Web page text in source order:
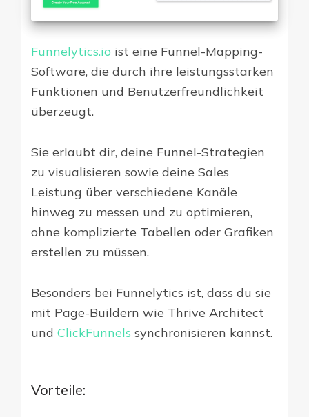
Funnelytics.io ist eine Funnel-Mapping-
Software, die durch ihre leistungsstarken
Funktionen und Benutzerfreundlichkeit
überzeugt.
Sie erlaubt dir, deine Funnel-Strategien
zu visualisieren sowie deine Sales
Leistung über verschiedene Kanäle
hinweg zu messen und zu optimieren,
ohne komplizierte Tabellen oder Grafiken
erstellen zu müssen.
Besonders bei Funnelytics ist, dass du sie
mit Page-Buildern wie Thrive Architect
und ClickFunnels synchronisieren kannst.
Vorteile: